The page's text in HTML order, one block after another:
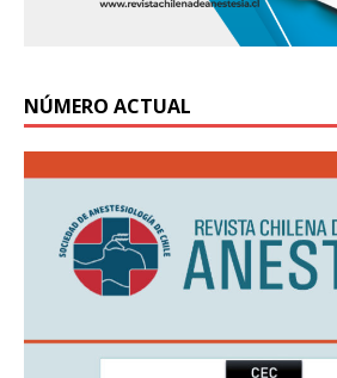
NÚMERO ACTUAL